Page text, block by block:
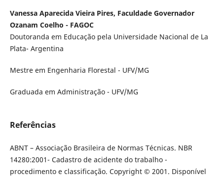
Vanessa Aparecida Vieira Pires, Faculdade Governador
Ozanam Coelho - FAGOC
Doutoranda em Educação pela Universidade Nacional de La
Plata- Argentina
Mestre em Engenharia Florestal - UFV/MG
Graduada em Administração - UFV/MG
Referências
ABNT – Associação Brasileira de Normas Técnicas. NBR
14280:2001- Cadastro de acidente do trabalho -
procedimento e classificação. Copyright © 2001. Disponível